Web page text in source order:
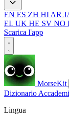
EN ES ZH HI AR
EL UK HE SV NO
Scarica l'app
MorseKit
Dizionario
Lingua